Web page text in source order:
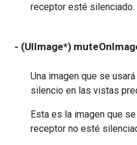
receptor esté silenciado.
- (UIImage*)
Una imagen que se
silencio en las vistas
Esta es la imagen que
receptor no esté